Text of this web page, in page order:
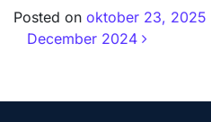
Posted on oktober 23, 2025
December 2024